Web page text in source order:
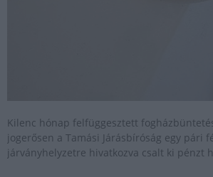
Kilenc hónap felfüggesztett
jogerősen a Tamási Járásbíróság egy pári
járványhelyzetre hivatkozva csalt ki pénzt